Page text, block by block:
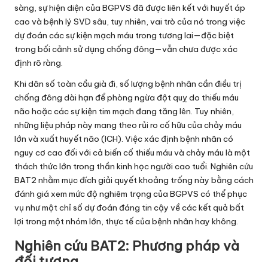
sàng, sự hiện diện của BGPVS đã được liên kết với huyết áp
cao và bệnh lý SVD sâu, tuy nhiên, vai trò của nó trong việc
dự đoán các sự kiện mạch máu trong tương lai—đặc biệt
trong bối cảnh sử dụng chống đông—vẫn chưa được xác
định rõ ràng.
Khi dân số toàn cầu già đi, số lượng bệnh nhân cần điều trị
chống đông dài hạn để phòng ngừa đột quỵ do thiếu máu
não hoặc các sự kiện tim mạch đang tăng lên. Tuy nhiên,
những liệu pháp này mang theo rủi ro cố hữu của chảy máu
lớn và xuất huyết não (ICH). Việc xác định bệnh nhân có
nguy cơ cao đối với cả biến cố thiếu máu và chảy máu là một
thách thức lớn trong thần kinh học người cao tuổi. Nghiên cứu
BAT2 nhằm mục đích giải quyết khoảng trống này bằng cách
đánh giá xem mức độ nghiêm trọng của BGPVS có thể phục
vụ như một chỉ số dự đoán đáng tin cậy về các kết quả bất
lợi trong một nhóm lớn, thực tế của bệnh nhân hay không.
Nghiên cứu BAT2: Phương pháp và